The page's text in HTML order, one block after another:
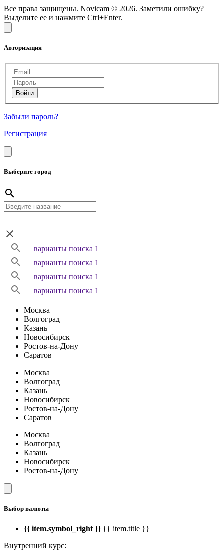
Все права защищены. Novicam © 2026. Заметили ошибку?
Выделите ее и нажмите Ctrl+Enter.
Авторизация
Забыли пароль?
Регистрация
Выберите город
варианты поиска 1
варианты поиска 1
варианты поиска 1
варианты поиска 1
Москва
Волгоград
Казань
Новосибирск
Ростов-на-Дону
Саратов
Москва
Волгоград
Казань
Новосибирск
Ростов-на-Дону
Саратов
Москва
Волгоград
Казань
Новосибирск
Ростов-на-Дону
Выбор валюты
{{ item.symbol_right }} {{ item.title }}
Внутренний курс: